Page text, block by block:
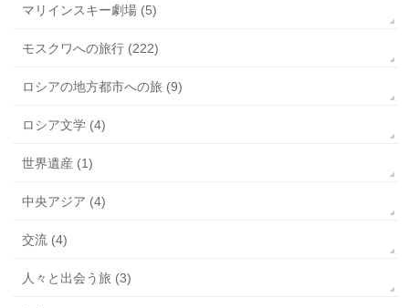
マリインスキー劇場 (5)
モスクワへの旅行 (222)
ロシアの地方都市への旅 (9)
ロシア文学 (4)
世界遺産 (1)
中央アジア (4)
交流 (4)
人々と出会う旅 (3)